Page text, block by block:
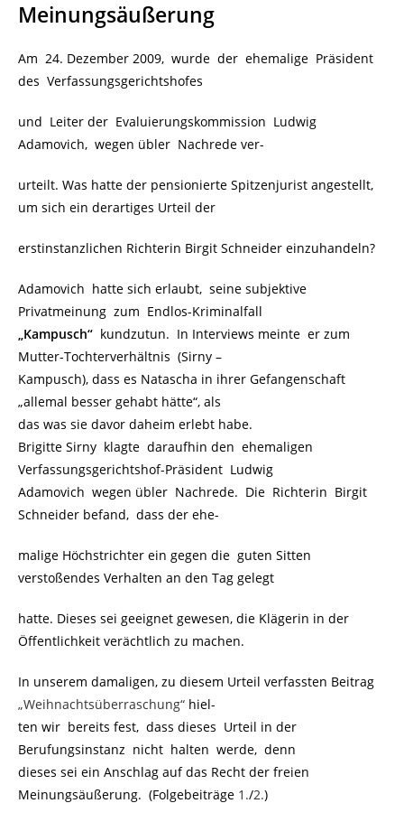
Meinungsäußerung
Am 24. Dezember 2009, wurde der ehemalige Präsident
des Verfassungsgerichtshofes
und Leiter der Evaluierungskommission Ludwig
Adamovich, wegen übler Nachrede ver-
urteilt. Was hatte der pensionierte Spitzenjurist angestellt,
um sich ein derartiges Urteil der
erstinstanzlichen Richterin Birgit Schneider einzuhandeln?
Adamovich hatte sich erlaubt, seine subjektive
Privatmeinung zum Endlos-Kriminalfall
„Kampusch“ kundzutun. In Interviews meinte er zum
Mutter-Tochterverhältnis (Sirny –
Kampusch), dass es Natascha in ihrer Gefangenschaft
„allemal besser gehabt hätte“, als
das was sie davor daheim erlebt habe.
Brigitte Sirny klagte daraufhin den ehemaligen
Verfassungsgerichtshof-Präsident Ludwig
Adamovich wegen übler Nachrede. Die Richterin Birgit
Schneider befand, dass der ehe-
malige Höchstrichter ein gegen die guten Sitten
verstoßendes Verhalten an den Tag gelegt
hatte. Dieses sei geeignet gewesen, die Klägerin in der
Öffentlichkeit verächtlich zu machen.
In unserem damaligen, zu diesem Urteil verfassten Beitrag
„Weihnachtsüberraschung“ hiel-
ten wir bereits fest, dass dieses Urteil in der
Berufungsinstanz nicht halten werde, denn
dieses sei ein Anschlag auf das Recht der freien
Meinungsäußerung. (Folgebeiträge 1./2.)